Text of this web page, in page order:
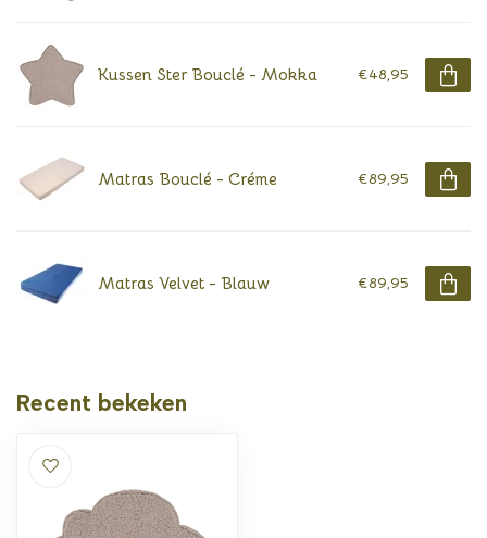
Kussen Ster Bouclé - Mokka €48,95
Matras Bouclé - Créme €89,95
Matras Velvet - Blauw €89,95
Recent bekeken